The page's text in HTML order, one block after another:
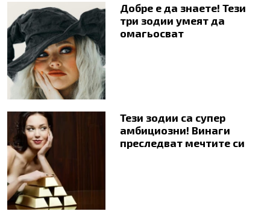
Добре е да знаете! Тези
три зодии умеят да
омагьосват
Тези зодии са супер
амбициозни! Винаги
преследват мечтите си